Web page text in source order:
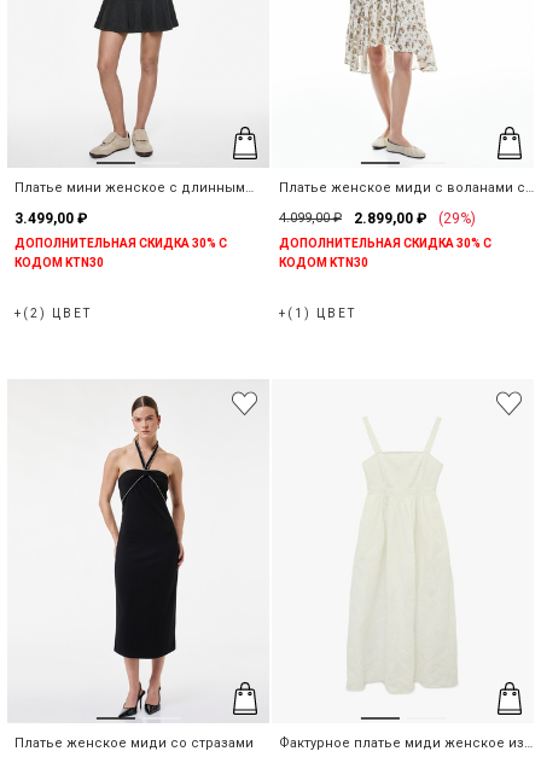
Платье мини женское с длинным
3.499,00 ₽
ДОПОЛНИТЕЛЬНАЯ СКИДКА 30% С
КОДОМ KTN30
+(2) ЦВЕТ
Платье женское миди с воланами с
4.099,00 ₽ 2.899,00 ₽ (29%)
ДОПОЛНИТЕЛЬНАЯ СКИДКА 30% С
КОДОМ KTN30
+(1) ЦВЕТ
Платье женское миди со стразами
Фактурное платье миди женское из